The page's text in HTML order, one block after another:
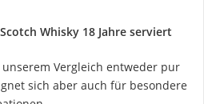
Whisky 18 Jahre serviert
Vergleich entweder pur
sich aber auch für besondere